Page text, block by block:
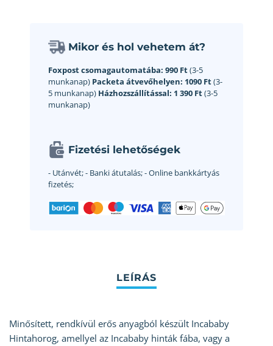
Mikor és hol vehetem át?
Foxpost csomagautomatába: 990 Ft(3-5
munkanap) Packeta átvevőhelyen: 1090 Ft(3-
5 munkanap) Házhozszállítással: 1 390 Ft(3-5
munkanap)
Fizetési lehetőségek
- Utánvét;- Banki átutalás;- Online bankkártyás
fizetés;
Minősített, rendkívül erős anyagból készült Incababy
Hintahorog, amellyel az Incababy hinták fába, vagy a